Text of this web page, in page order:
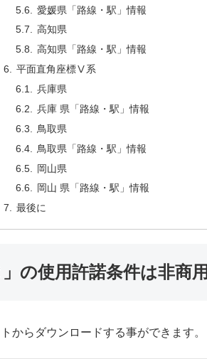
愛媛県「路線・駅」情報
高知県
高知県「路線・駅」情報
平面直角座標Ⅴ系
兵庫県
兵庫 県「路線・駅」情報
鳥取県
鳥取県「路線・駅」情報
岡山県
岡山 県「路線・駅」情報
最後に
」の使用許諾条件は非商用
からダウンロードする事ができます。